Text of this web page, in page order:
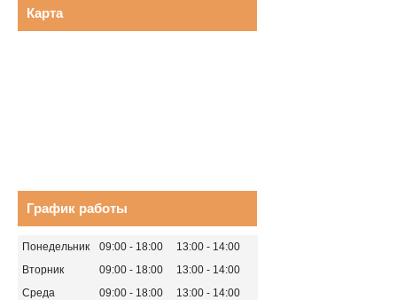
Карта
График работы
Понедельник 09:00 18:00 13:00
14:00
Вторник
09:00 18:00 13:00
14:00
Среда
09:00 18:00 13:00
14:00